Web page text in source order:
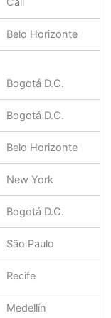
Belo Horizonte
Bogotá D.C.
Bogotá D.C.
Belo Horizonte
New York
Bogotá D.C.
São Paulo
Recife
Medellín